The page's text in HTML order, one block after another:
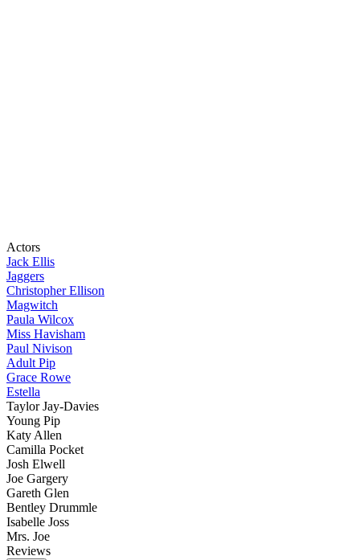
Actors
Jack Ellis
Jaggers
Christopher Ellison
Magwitch
Paula Wilcox
Miss Havisham
Paul Nivison
Adult Pip
Grace Rowe
Estella
Taylor Jay-Davies
Young Pip
Katy Allen
Camilla Pocket
Josh Elwell
Joe Gargery
Gareth Glen
Bentley Drummle
Isabelle Joss
Mrs. Joe
Reviews